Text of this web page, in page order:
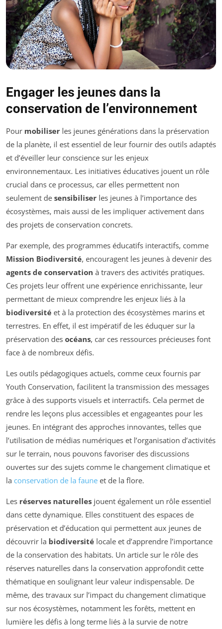
Engager les jeunes dans la
conservation de l’environnement
Pour mobiliser les jeunes générations dans la préservation
de la planète, il est essentiel de leur fournir des outils adaptés
et d’éveiller leur conscience sur les enjeux
environnementaux. Les initiatives éducatives jouent un rôle
crucial dans ce processus, car elles permettent non
seulement de sensibiliser les jeunes à l’importance des
écosystèmes, mais aussi de les impliquer activement dans
des projets de conservation concrets.
Par exemple, des programmes éducatifs interactifs, comme
Mission Biodiversité, encouragent les jeunes à devenir des
agents de conservation à travers des activités pratiques.
Ces projets leur offrent une expérience enrichissante, leur
permettant de mieux comprendre les enjeux liés à la
biodiversité et à la protection des écosystèmes marins et
terrestres. En effet, il est impératif de les éduquer sur la
préservation des océans, car ces ressources précieuses font
face à de nombreux défis.
Les outils pédagogiques actuels, comme ceux fournis par
Youth Conservation, facilitent la transmission des messages
grâce à des supports visuels et interractifs. Cela permet de
rendre les leçons plus accessibles et engageantes pour les
jeunes. En intégrant des approches innovantes, telles que
l’utilisation de médias numériques et l’organisation d’activités
sur le terrain, nous pouvons favoriser des discussions
ouvertes sur des sujets comme le changement climatique et
la conservation de la faune et de la flore.
Les réserves naturelles jouent également un rôle essentiel
dans cette dynamique. Elles constituent des espaces de
préservation et d’éducation qui permettent aux jeunes de
découvrir la biodiversité locale et d’apprendre l’importance
de la conservation des habitats. Un article sur le rôle des
réserves naturelles dans la conservation approfondit cette
thématique en soulignant leur valeur indispensable. De
même, des travaux sur l’impact du changement climatique
sur nos écosystèmes, notamment les forêts, mettent en
lumière les défis à long terme liés à la survie de notre